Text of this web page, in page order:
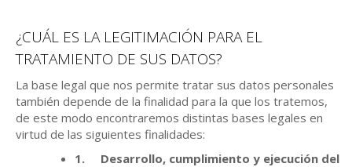
¿CUÁL ES LA LEGITIMACIÓN PARA EL
TRATAMIENTO DE SUS DATOS?
La base legal que nos permite tratar sus datos personales
también depende de la finalidad para la que los tratemos,
de este modo encontraremos distintas bases legales en
virtud de las siguientes finalidades:
1. Desarrollo, cumplimiento y ejecución del